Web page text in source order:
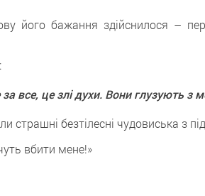
його бажання здійснилося –
все, це злі духи. Вони глузують з
страшні безтілесні чудовиська з
вбити мене!»